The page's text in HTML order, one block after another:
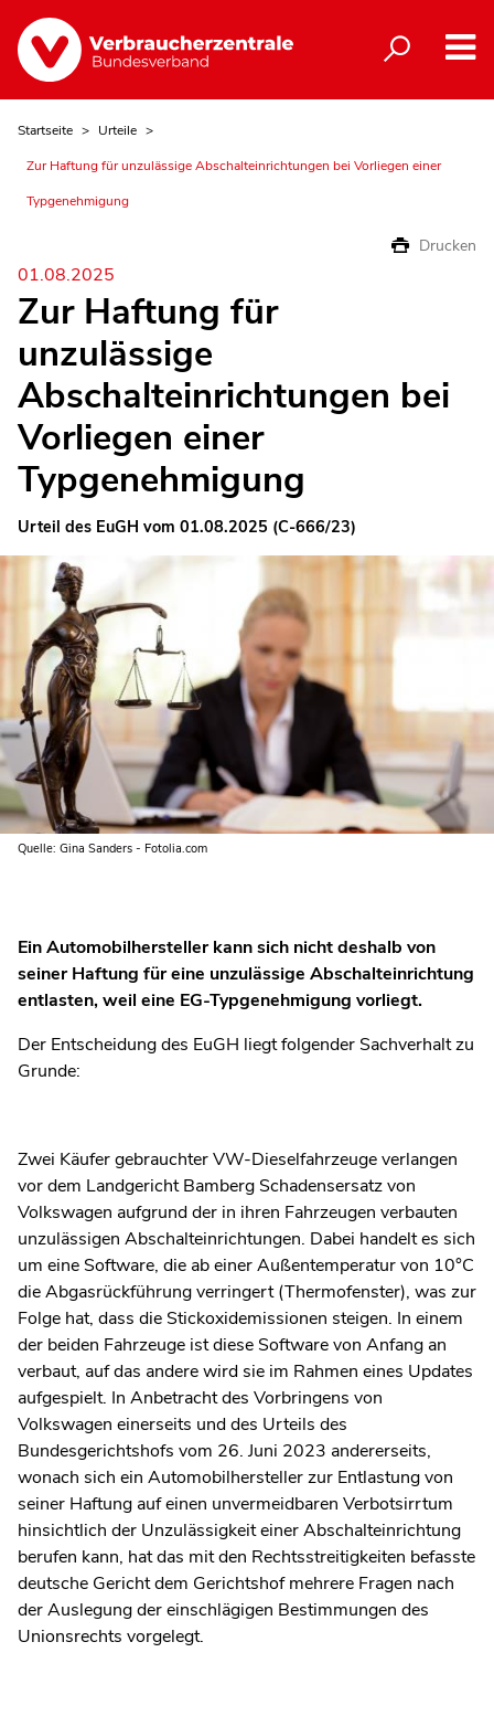
Startseite
Urteile
Zur Haftung für unzulässige Abschalteinrichtungen bei Vorliegen einer
Typgenehmigung
Drucken
01.08.2025
Zur Haftung für
unzulässige
Abschalteinrichtungen bei
Vorliegen einer
Typgenehmigung
Urteil des EuGH vom 01.08.2025 (C-666/23)
Quelle: Gina Sanders - Fotolia.com
Ein Automobilhersteller kann sich nicht deshalb von
seiner Haftung für eine unzulässige Abschalteinrichtung
entlasten, weil eine EG-Typgenehmigung vorliegt.
Der Entscheidung des EuGH liegt folgender Sachverhalt zu
Grunde:
Zwei Käufer gebrauchter VW-Dieselfahrzeuge verlangen
vor dem Landgericht Bamberg Schadensersatz von
Volkswagen aufgrund der in ihren Fahrzeugen verbauten
unzulässigen Abschalteinrichtungen. Dabei handelt es sich
um eine Software, die ab einer Außentemperatur von 10°C
die Abgasrückführung verringert (Thermofenster), was zur
Folge hat, dass die Stickoxidemissionen steigen. In einem
der beiden Fahrzeuge ist diese Software von Anfang an
verbaut, auf das andere wird sie im Rahmen eines Updates
aufgespielt. In Anbetracht des Vorbringens von
Volkswagen einerseits und des Urteils des
Bundesgerichtshofs vom 26. Juni 2023 andererseits,
wonach sich ein Automobilhersteller zur Entlastung von
seiner Haftung auf einen unvermeidbaren Verbotsirrtum
hinsichtlich der Unzulässigkeit einer Abschalteinrichtung
berufen kann, hat das mit den Rechtsstreitigkeiten befasste
deutsche Gericht dem Gerichtshof mehrere Fragen nach
der Auslegung der einschlägigen Bestimmungen des
Unionsrechts vorgelegt.